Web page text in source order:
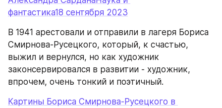
фантастика18 сентября 2023
В 1941 арестовали и отправили в лагеря Бориса
Смирнова-Русецкого, который, к счастью,
выжил и вернулся, но как художник
законсервировался в развитии - художник,
впрочем, очень тонкий и поэтичный.
Картины Бориса Смирнова-Русецкого в